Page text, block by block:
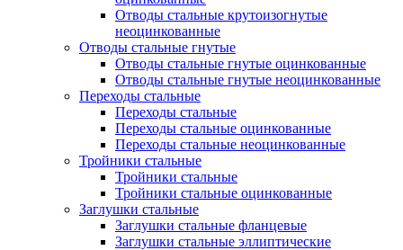
Отводы стальные крутоизогнутые
неоцинкованные
Отводы стальные гнутые
Отводы стальные гнутые оцинкованные
Отводы стальные гнутые неоцинкованные
Переходы стальные
Переходы стальные
Переходы стальные оцинкованные
Переходы стальные неоцинкованные
Тройники стальные
Тройники стальные
Тройники стальные оцинкованные
Заглушки стальные
Заглушки стальные фланцевые
Заглушки стальные эллиптические